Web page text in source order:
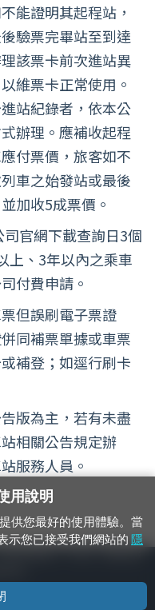
能證明其起程站，
驗票完畢站至到達
該票卡前次進站異
維票卡正常使用。
站紀錄者，依本公
辦理。應補收起程
付票價，旅客如不
車之始發站或最後
加收5成票價。
官網下載查詢日3個
上、3年以內之乘車
付費申請。
但誤刷電子票證
同補票單據或車票
補登；如逕行刷卡
版為主，若有未盡
相關公告規定辦
服務人員。
限發現軌道、平交道、橋樑及隧
作權聲明
用說明
供您最好的使用體驗。當
示您已接受我們網站的 隱